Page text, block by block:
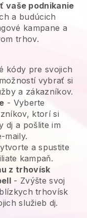
vaše podnikanie
a budúcich
kampane a
trhov.
kódy pre svojich
vybrať si
a zákazníkov.
- Vyberte
ktorí si
dj a pošlite im
maily.
a spustite
kampaň.
z trhovísk
- Zvýšte svoj
trhovísk
služieb dj.